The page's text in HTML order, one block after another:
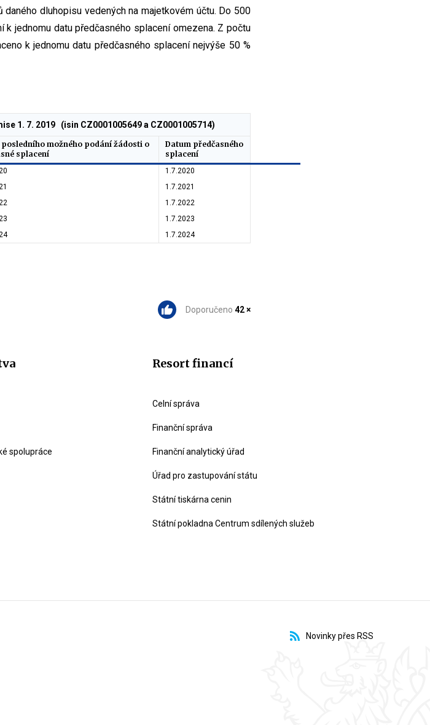
dluhopisu vedených na majetkovém účtu. Do 500
jednomu datu předčasného splacení omezena. Z počtu
k jednomu datu předčasného splacení nejvýše 50 %
možného podání žádosti o
splacení
Datum předčasného
splacení
1. 7. 2019 (isin CZ0001005649 a CZ0001005714)
1.7.2020
1.7.2021
1.7.2022
1.7.2023
1.7.2024
Doporučeno 42 ×
spolupráce
Resort financí
Celní správa
Finanční správa
Finanční analytický úřad
Úřad pro zastupování státu
Státní tiskárna cenin
Státní pokladna Centrum sdílených služeb
Novinky přes RSS